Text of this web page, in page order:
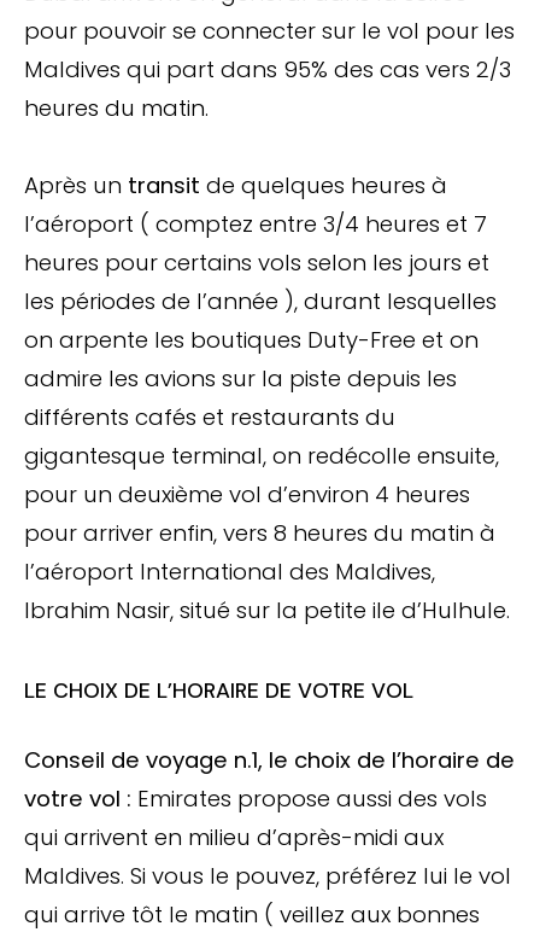
pour pouvoir se connecter sur le vol pour les
Maldives qui part dans 95% des cas vers 2/3
heures du matin.
Après un transit de quelques heures à
l’aéroport ( comptez entre 3/4 heures et 7
heures pour certains vols selon les jours et
les périodes de l’année ), durant lesquelles
on arpente les boutiques Duty-Free et on
admire les avions sur la piste depuis les
différents cafés et restaurants du
gigantesque terminal, on redécolle ensuite,
pour un deuxième vol d’environ 4 heures
pour arriver enfin, vers 8 heures du matin à
l’aéroport International des Maldives,
Ibrahim Nasir, situé sur la petite ile d’Hulhule.
LE CHOIX DE L’HORAIRE DE VOTRE VOL
Conseil de voyage n.1, le choix de l’horaire de
votre vol : Emirates propose aussi des vols
qui arrivent en milieu d’après-midi aux
Maldives. Si vous le pouvez, préférez lui le vol
qui arrive tôt le matin ( veillez aux bonnes